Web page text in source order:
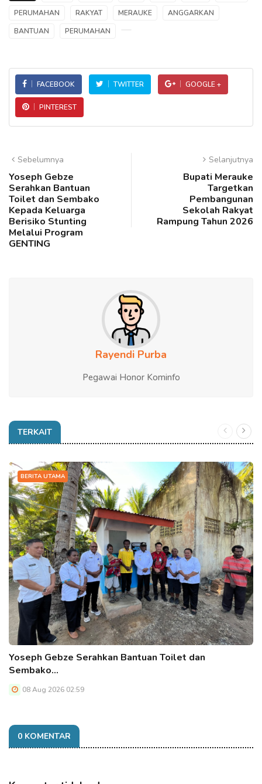
PERUMAHAN
RAKYAT MERAUKE
ANGGARKAN
BANTUAN
PERUMAHAN
FACEBOOK TWITTER GOOGLE +
PINTEREST
Sebelumnya
Yoseph Gebze
Serahkan Bantuan
Toilet dan Sembako
Kepada Keluarga
Berisiko Stunting
Melalui Program
GENTING
Selanjutnya
Bupati Merauke
Targetkan
Pembangunan
Sekolah Rakyat
Rampung Tahun 2026
Rayendi Purba
Pegawai Honor Kominfo
TERKAIT
BERITA UTAMA
Yoseph Gebze Serahkan Bantuan Toilet dan
Sembako…
08 Aug 2026 02:59
0 KOMENTAR